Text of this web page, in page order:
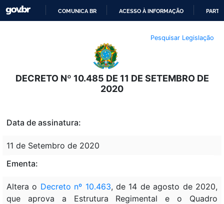
O
CONTEÚDO
COMUNICA BR ACESSO À INFORMAÇÃO
Pesquisar Legislação
DECRETO Nº 10.485 DE 11 DE SETEMBRO DE
2020
Data de assinatura:
11 de Setembro de 2020
Ementa:
Altera o Decreto nº 10.463, de 14 de agosto de 2020,
que aprova a Estrutura Regimental e o Quadro